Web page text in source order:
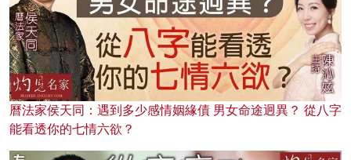
曆法家侯天同：遇到多少感情姻緣債 男女命途迥異？ 從八字
能看透你的七情六欲？